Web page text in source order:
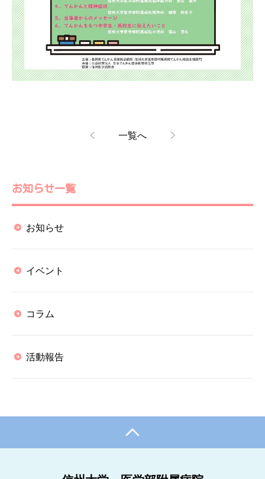
一覧へ
お知らせ一覧
お知らせ
イベント
コラム
活動報告